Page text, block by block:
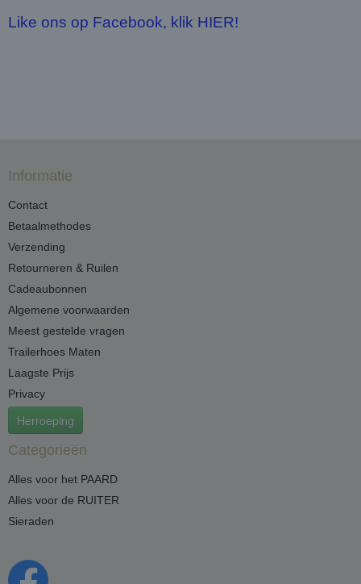
Like ons op Facebook, klik HIER!
Informatie
Contact
Betaalmethodes
Verzending
Retourneren & Ruilen
Cadeaubonnen
Algemene voorwaarden
Meest gestelde vragen
Trailerhoes Maten
Laagste Prijs
Privacy
Herroeping
Categorieën
Alles voor het PAARD
Alles voor de RUITER
Sieraden